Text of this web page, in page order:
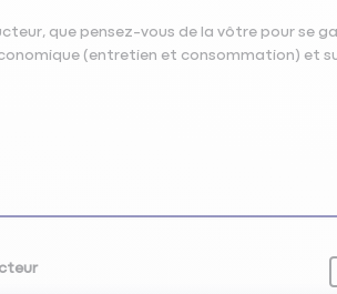
que pensez-vous de la vôtre pour se
(entretien et consommation) et